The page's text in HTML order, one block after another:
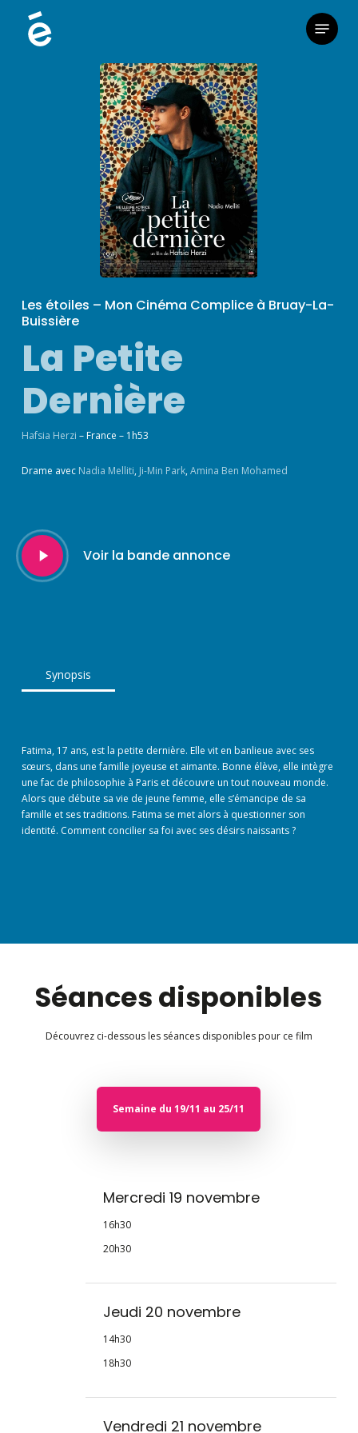
Menu
Les étoiles – Mon Cinéma Complice à Bruay-La-
Buissière
La Petite
Dernière
Hafsia Herzi – France – 1h53
Drame avec Nadia Melliti, Ji-Min Park,Amina Ben Mohamed
Play
Video
Voir la bande annonce
Synopsis
Fatima, 17 ans, est la petite dernière. Elle vit en banlieue avec ses
sœurs, dans une famille joyeuse et aimante. Bonne élève, elle intègre
une fac de philosophie à Paris et découvre un tout nouveau monde.
Alors que débute sa vie de jeune femme, elle s’émancipe de sa
famille et ses traditions. Fatima se met alors à questionner son
identité. Comment concilier sa foi avec ses désirs naissants ?
Séances disponibles
Découvrez ci-dessous les séances disponibles pour ce film
Semaine du 19/11 au 25/11
Mercredi 19 novembre
16h30
20h30
Jeudi 20 novembre
14h30
18h30
Vendredi 21 novembre